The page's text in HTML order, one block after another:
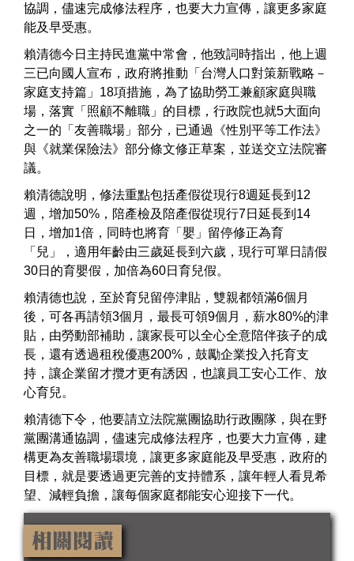
協調，儘速完成修法程序，也要大力宣傳，讓更多家庭
能及早受惠。
賴清德今日主持民進黨中常會，他致詞時指出，他上週
三已向國人宣布，政府將推動「台灣人口對策新戰略－
家庭支持篇」18項措施，為了協助勞工兼顧家庭與職
場，落實「照顧不離職」的目標，行政院也就5大面向
之一的「友善職場」部分，已通過《性別平等工作法》
與《就業保險法》部分條文修正草案，並送交立法院審
議。
賴清德說明，修法重點包括產假從現行8週延長到12
週，增加50%，陪產檢及陪產假從現行7日延長到14
日，增加1倍，同時也將育「嬰」留停修正為育
「兒」，適用年齡由三歲延長到六歲，現行可單日請假
30日的育嬰假，加倍為60日育兒假。
賴清德也說，至於育兒留停津貼，雙親都領滿6個月
後，可各再請領3個月，最長可領9個月，薪水80%的津
貼，由勞動部補助，讓家長可以全心全意陪伴孩子的成
長，還有透過租稅優惠200%，鼓勵企業投入托育支
持，讓企業留才攬才更有誘因，也讓員工安心工作、放
心育兒。
賴清德下令，他要請立法院黨團協助行政團隊，與在野
黨團溝通協調，儘速完成修法程序，也要大力宣傳，建
構更為友善職場環境，讓更多家庭能及早受惠，政府的
目標，就是要透過更完善的支持體系，讓年輕人看見希
望、減輕負擔，讓每個家庭都能安心迎接下一代。
相關閱讀